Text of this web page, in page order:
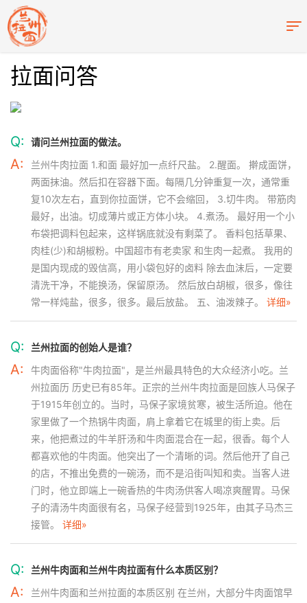
拉面问答
Q: 请问兰州拉面的做法。
A:
兰州牛肉拉面 1.和面 最好加一点纤尺盐。 2.醒面。 擀成面饼，
两面抹油。然后扣在容器下面。每隔几分钟重复一次，通常重
复10次左右，直到你拉面饼，它不会缩回， 3.切牛肉。 带筋肉
最好，出油。切成薄片或正方体小块。 4.煮汤。 最好用一个小
布袋把调料包起来，这样锅底就没有剩菜了。 香料包括草果、
肉桂(少)和胡椒粉。中国超市有老卖家 和生肉一起煮。 我用的
是国内现成的毁信高，用小袋包好的卤料 除去血沫后，一定要
清洗干净，不能换汤，保留原汤。 然后放白胡椒，很多，像往
常一样炖盐，很多，很多。最后放盐。 五、油泼辣子。 详细»
Q: 兰州拉面的创始人是谁？
A:
牛肉面俗称"牛肉拉面"，是兰州最具特色的大众经济小吃。兰
州拉面历 历史已有85年。正宗的兰州牛肉拉面是回族人马保子
于1915年创立的。当时，马保子家境贫寒，被生活所迫。他在
家里做了一个热锅牛肉面，肩上拿着它在城里的街上卖。后
来，他把煮过的牛羊肝汤和牛肉面混合在一起，很香。每个人
都喜欢他的牛肉面。他突出了一个清晰的词。然后他开了自己
的店，不推出免费的一碗汤，而不是沿街叫知和卖。当客人进
门时，他立即端上一碗香热的牛肉汤供客人喝凉爽醒胃。马保
子的清汤牛肉面很有名，马保子经营到1925年，由其子马杰三
接管。 详细»
Q: 兰州牛肉面和兰州牛肉拉面有什么本质区别？
A:
兰州牛肉面和兰州拉面的本质区别 在兰州，大部分牛肉面馆早